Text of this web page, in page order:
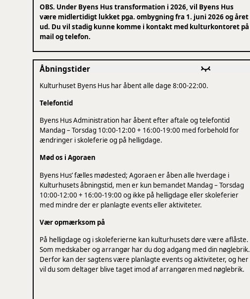
OBS. Under Byens Hus transformation i 2026, vil Byens Hus
være midlertidigt lukket pga. ombygning fra 1. juni 2026 og året
ud. Du vil stadig kunne komme i kontakt med kulturkontoret på
mail og telefon.
Åbningstider
Kulturhuset Byens Hus har åbent alle dage 8:00-22:00.
Telefontid
Byens Hus Administration har åbent efter aftale og telefontid
Mandag – Torsdag 10:00-12:00 + 16:00-19:00 med forbehold for
ændringer i skoleferie og på helligdage.
Mød os i Agoraen
Byens Hus’ fælles mødested; Agoraen er åben alle hverdage i
Kulturhusets åbningstid, men er kun bemandet Mandag – Torsdag
10:00-12:00 + 16:00-19:00 og ikke på helligdage eller skoleferier
med mindre der er planlagte events eller aktiviteter.
Vær opmærksom på
På helligdage og i skoleferierne kan kulturhusets døre være aflåste.
Som medskaber og arrangør har du dog adgang med din nøglebrik.
Derfor kan der sagtens være planlagte events og aktiviteter, og her
vil du som deltager blive taget imod af arrangøren med nøglebrik.